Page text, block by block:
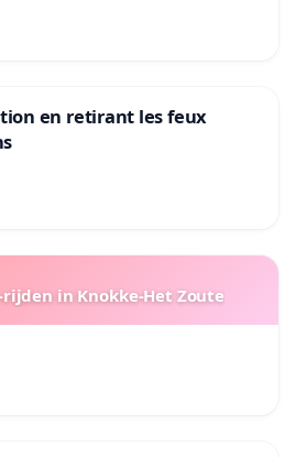
en retirant les feux
rijden in Knokke-Het Zoute